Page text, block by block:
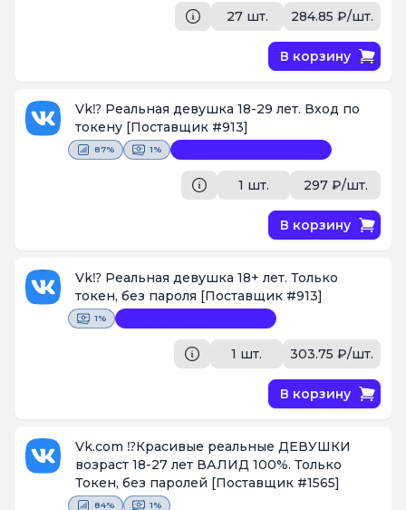
27 шт. 284.85 ₽/шт.
В корзину
Vk⁉️ Реальная девушка 18-29 лет. Вход по
токену [Поставщик #913]
87% 1%
1 шт. 297 ₽/шт.
В корзину
Vk⁉️ Реальная девушка 18+ лет. Только
токен, без пароля [Поставщик #913]
1%
1 шт. 303.75 ₽/шт.
В корзину
Vk.com ⁉️Красивые реальные ДЕВУШКИ
возраст 18-27 лет ВАЛИД 100%. Только
Токен, без паролей [Поставщик #1565]
84% 1%